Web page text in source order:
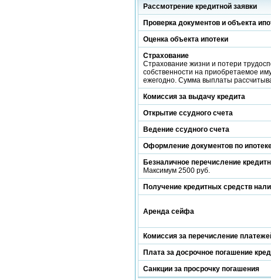
Рассмотрение кредитной заявки
Проверка документов и объекта
Оценка объекта ипотеки
Страхование
Страхование жизни и потери
собственности на приобретаемое
ежегодно. Сумма выплаты
Комиссия за выдачу кредита
Открытие ссудного счета
Ведение ссудного счета
Оформление документов по
Безналичное перечисление
Максимум 2500 руб.
Получение кредитных средств
Аренда сейфа
Комиссия за перечисление
Плата за досрочное погашение
Санкции за просрочку погашения